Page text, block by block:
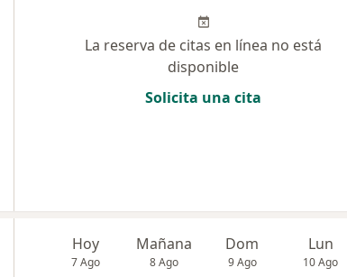
La reserva de citas en línea no está
disponible
Solicita una cita
Hoy
7 Ago
Mañana
8 Ago
Dom
9 Ago
Lun
10 Ago